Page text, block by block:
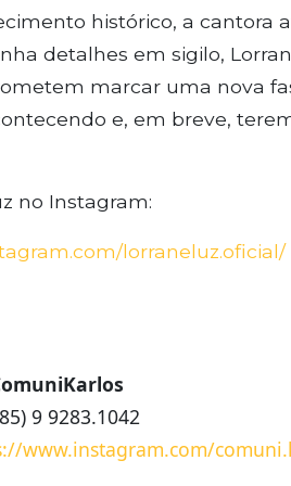
histórico, a cantora
detalhes em sigilo,
marcar uma nova
e, em breve,
no Instagram:
lorraneluz.oficial/
9 9283.1042
www.instagram.com/